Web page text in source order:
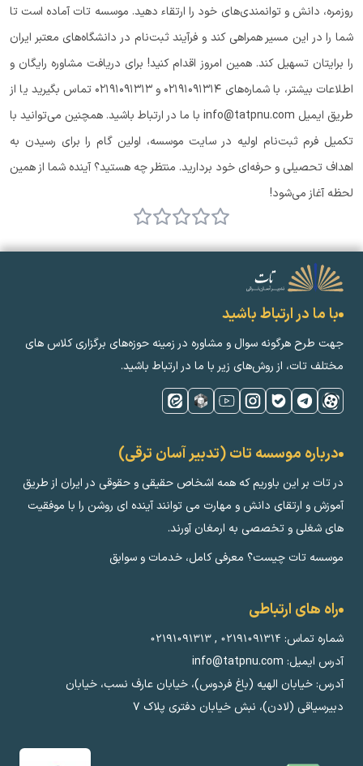
روزمره، دانش و توانمندی‌های خود را ارتقاء دهید. موسسه تات آماده است تا
شما را در این مسیر همراهی کند و فرآیند ثبت‌نام در دانشگاه‌های معتبر ایران
را برایتان تسهیل کند. همین امروز اقدام کنید! برای دریافت مشاوره رایگان و
اطلاعات بیشتر، با شماره‌های ۰۲۱۹۱۰۹۱۳۱۴ و ۰۲۱۹۱۰۹۱۳۱۳ تماس بگیرید یا از
طریق ایمیل info@tatpnu.com با ما در ارتباط باشید. همچنین می‌توانید با
تکمیل فرم ثبت‌نام اولیه در سایت موسسه، اولین گام را برای رسیدن به
اهداف تحصیلی و حرفه‌ای خود بردارید. منتظر چه هستید؟ آینده شما از همین
لحظه آغاز می‌شود!
با ما در ارتباط باشید
جهت طرح هرگونه سوال و مشاوره در زمینه‌ حوزه‌های برگزاری کلاس ‌های
مختلف تات، از روش‌های زیر با ما در ارتباط باشید.
درباره موسسه تات (تدبیر آسان ترقی)
در تات بر این باوریم که همه اشخاص حقیقی و حقوقی در ایران از طریق
آموزش و ارتقای دانش و مهارت می توانند آینده ای روشن را با موفقیت
های شغلی و تخصصی به ارمغان آورند.
موسسه تات چیست؟ معرفی کامل، خدمات و سوابق
راه های ارتباطی
شماره تماس: ۰۲۱۹۱۰۹۱۳۱۴ ,۰۲۱۹۱۰۹۱۳۱۳
آدرس ایمیل: info@tatpnu.com
آدرس: خیابان الهيه (باغ فردوس)، خیابان عارف نسب، خیابان
دبیرسیاقی (لادن)، نبش خیابان دفتری پلاک ٧